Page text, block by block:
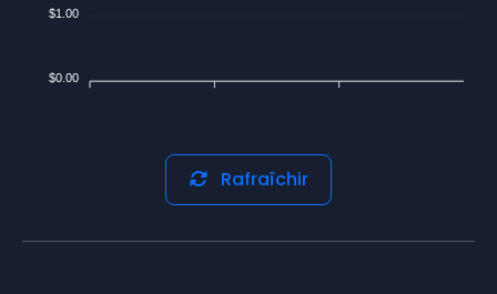
$1.00
$0.00
Rafraîchir